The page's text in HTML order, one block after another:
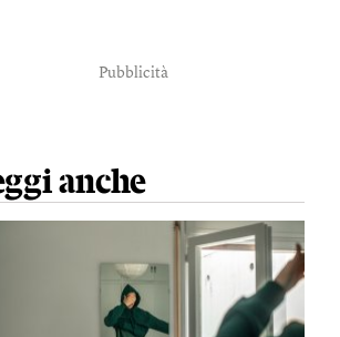
Pubblicità
anche